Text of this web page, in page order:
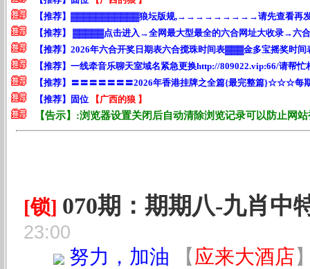
[锁] 070期：期期八-九肖中
23:00
努力，加油 【 应来大酒店